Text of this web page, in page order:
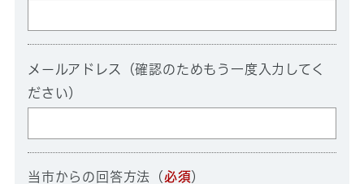
メールアドレス（確認のためもう一度入力してく
ださい）
当市からの回答方法 （必須）